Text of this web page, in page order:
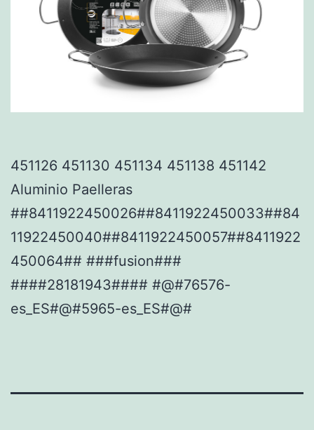
451126 451130 451134 451138 451142
Aluminio Paelleras
##8411922450026##8411922450033##84
11922450040##8411922450057##8411922
450064## ###fusion###
####28181943#### #@#76576-
es_ES#@#5965-es_ES#@#